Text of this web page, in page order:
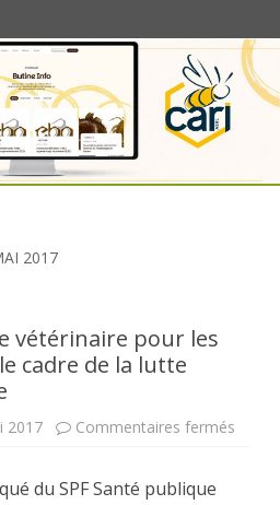
2017
vétérinaire pour les
cadre de la lutte
2017 Commentaires fermés
du SPF Santé publique